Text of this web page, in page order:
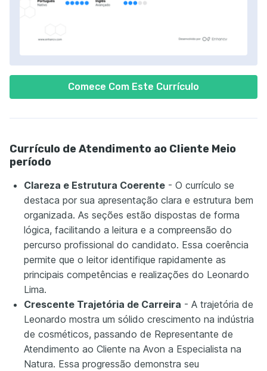
Comece Com Este Currículo
Currículo de Atendimento ao Cliente Meio
período
Clareza e Estrutura Coerente - O currículo se
destaca por sua apresentação clara e estrutura bem
organizada. As seções estão dispostas de forma
lógica, facilitando a leitura e a compreensão do
percurso profissional do candidato. Essa coerência
permite que o leitor identifique rapidamente as
principais competências e realizações do Leonardo
Lima.
Crescente Trajetória de Carreira - A trajetória de
Leonardo mostra um sólido crescimento na indústria
de cosméticos, passando de Representante de
Atendimento ao Cliente na Avon a Especialista na
Natura. Essa progressão demonstra seu